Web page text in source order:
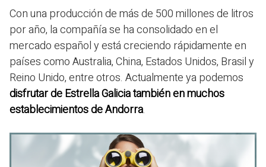
Con una producción de más de 500 millones de litros
por año, la compañía se ha consolidado en el
mercado español y está creciendo rápidamente en
países como Australia, China, Estados Unidos, Brasil y
Reino Unido, entre otros. Actualmente ya podemos
disfrutar de Estrella Galicia también en muchos
establecimientos de Andorra.